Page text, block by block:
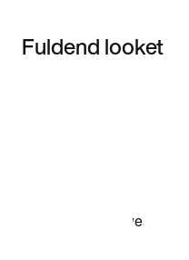
Fuldend looket